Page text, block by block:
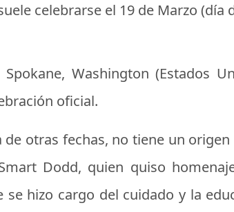
celebrarse el 19 de Marzo (día
Washington (Estados
oficial.
otras fechas, no tiene un
Dodd, quien quiso
hizo cargo del cuidado y la